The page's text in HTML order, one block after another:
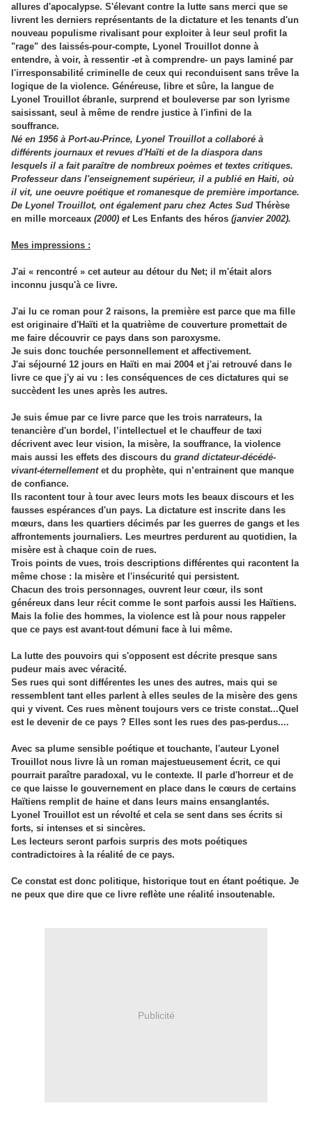
allures d'apocalypse. S'élevant contre la lutte sans merci que se
livrent les derniers représentants de la dictature et les tenants d'un
nouveau populisme rivalisant pour exploiter à leur seul profit la
"rage" des laissés-pour-compte, Lyonel Trouillot donne à
entendre, à voir, à ressentir -et à comprendre- un pays laminé par
l'irresponsabilité criminelle de ceux qui reconduisent sans trêve la
logique de la violence. Généreuse, libre et sûre, la langue de
Lyonel Trouillot ébranle, surprend et bouleverse par son lyrisme
saisissant, seul à même de rendre justice à l'infini de la
souffrance.
Né en 1956 à Port-au-Prince, Lyonel Trouillot a collaboré à
différents journaux et revues d'Haïti et de la diaspora dans
lesquels il a fait paraître de nombreux poèmes et textes critiques.
Professeur dans l'enseignement supérieur, il a publié en Haiti, où
il vit, une oeuvre poétique et romanesque de première importance.
De Lyonel Trouillot, ont également paru chez Actes Sud Thérèse
en mille morceaux (2000) etLes Enfants des héros (janvier 2002).
Mes impressions :
J'ai « rencontré » cet auteur au détour du Net; il m'était alors
inconnu jusqu'à ce livre.
J'ai lu ce roman pour 2 raisons, la première est parce que ma fille
est originaire d'Haïti et la quatrième de couverture promettait de
me faire découvrir ce pays dans son paroxysme.
Je suis donc touchée personnellement et affectivement.
J'ai séjourné 12 jours en Haïti en mai 2004 et j'ai retrouvé dans le
livre ce que j'y ai vu : les conséquences de ces dictatures qui se
succèdent les unes après les autres.
Je suis émue par ce livre parce que les trois narrateurs, la
tenancière d'un bordel, l’intellectuel et le chauffeur de taxi
décrivent avec leur vision, la misère, la souffrance, la violence
mais aussi les effets des discours du grand dictateur-décédé-
vivant-éternellementet du prophète, qui n’entrainent que manque
de confiance.
Ils racontent tour à tour avec leurs mots les beaux discours et les
fausses espérances d'un pays. La dictature est inscrite dans les
mœurs, dans les quartiers décimés par les guerres de gangs et les
affrontements journaliers. Les meurtres perdurent au quotidien, la
misère est à chaque coin de rues.
Trois points de vues, trois descriptions différentes qui racontent la
même chose : la misère et l'insécurité qui persistent.
Chacun des trois personnages, ouvrent leur cœur, ils sont
généreux dans leur récit comme le sont parfois aussi les Haïtiens.
Mais la folie des hommes, la violence est là pour nous rappeler
que ce pays est avant-tout démuni face à lui même.
La lutte des pouvoirs qui s'opposent est décrite presque sans
pudeur mais avec véracité.
Ses rues qui sont différentes les unes des autres, mais qui se
ressemblent tant elles parlent à elles seules de la misère des gens
qui y vivent. Ces rues mènent toujours vers ce triste constat...Quel
est le devenir de ce pays ? Elles sont les rues des pas-perdus....
Avec sa plume sensible poétique et touchante, l'auteur Lyonel
Trouillot nous livre là un roman majestueusement écrit, ce qui
pourrait paraître paradoxal, vu le contexte. Il parle d'horreur et de
ce que laisse le gouvernement en place dans le cœurs de certains
Haïtiens remplit de haine et dans leurs mains ensanglantés.
Lyonel Trouillot est un révolté et cela se sent dans ses écrits si
forts, si intenses et si sincères.
Les lecteurs seront parfois surpris des mots poétiques
contradictoires à la réalité de ce pays.
Ce constat est donc politique, historique tout en étant poétique. Je
ne peux que dire que ce livre reflète une réalité insoutenable.
Publicité